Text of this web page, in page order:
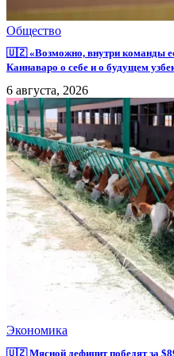
Общество
🇺🇿 «Возможно, внутри команды
Каннаваро о себе и о будущем
6 августа, 2026
Экономика
🇺🇿 Мясной дефицит победят за